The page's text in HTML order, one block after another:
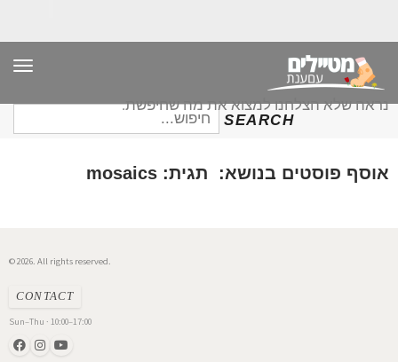
SEARCH חיפוש
עבור:
אוסף פוסטים בנושא: תגית: mosaics
נראה שלא הצלחנו למצוא את מה שחיפשת.
© 2026. All rights reserved.
CONTACT
Sun–Thu · 10:00–17:00